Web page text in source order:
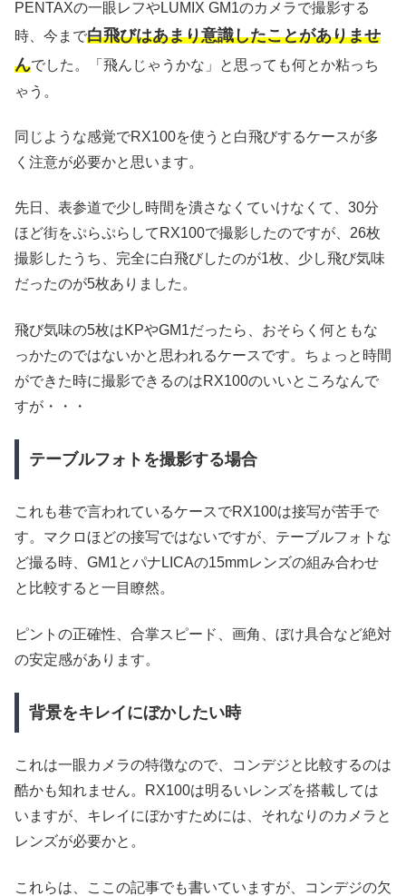
PENTAXの一眼レフやLUMIX GM1のカメラで撮影する
時、今まで白飛びはあまり意識したことがありませ
んでした。「飛んじゃうかな」と思っても何とか粘っち
ゃう。
同じような感覚でRX100を使うと白飛びするケースが多
く注意が必要かと思います。
先日、表参道で少し時間を潰さなくていけなくて、30分
ほど街をぷらぷらしてRX100で撮影したのですが、26枚
撮影したうち、完全に白飛びしたのが1枚、少し飛び気味
だったのが5枚ありました。
飛び気味の5枚はKPやGM1だったら、おそらく何ともな
っかたのではないかと思われるケースです。ちょっと時間
ができた時に撮影できるのはRX100のいいところなんで
すが・・・
テーブルフォトを撮影する場合
これも巷で言われているケースでRX100は接写が苦手で
す。マクロほどの接写ではないですが、テーブルフォトな
ど撮る時、GM1とパナLICAの15mmレンズの組み合わせ
と比較すると一目瞭然。
ピントの正確性、合掌スピード、画角、ぼけ具合など絶対
の安定感があります。
背景をキレイにぼかしたい時
これは一眼カメラの特徴なので、コンデジと比較するのは
酷かも知れません。RX100は明るいレンズを搭載しては
いますが、キレイにぼかすためには、それなりのカメラと
レンズが必要かと。
これらは、ここの記事でも書いていますが、コンデジの欠